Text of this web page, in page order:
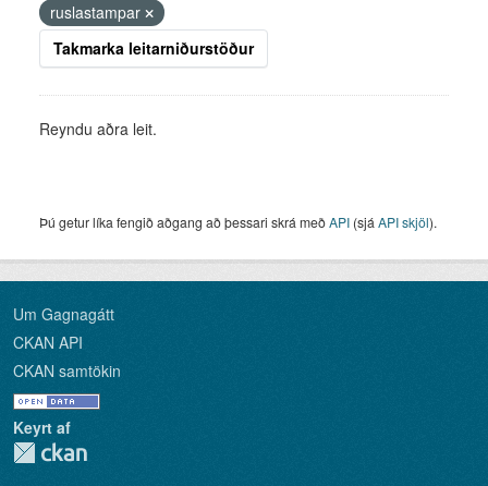
ruslastampar
Takmarka leitarniðurstöður
Reyndu aðra leit.
Þú getur líka fengið aðgang að þessari skrá meðAPI (sjá API skjöl).
Um Gagnagátt
CKAN API
CKAN samtökin
Keyrt af